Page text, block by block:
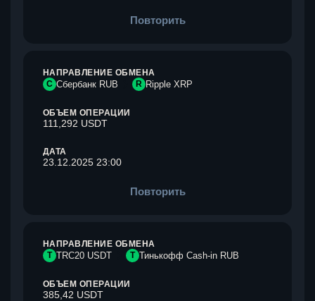
Повторить
НАПРАВЛЕНИЕ ОБМЕНА
С Сбербанк RUB R Ripple XRP
ОБЪЕМ ОПЕРАЦИИ
111,292 USDT
ДАТА
23.12.2025 23:00
Повторить
НАПРАВЛЕНИЕ ОБМЕНА
T TRC20 USDT Т Тинькофф Cash-in RUB
ОБЪЕМ ОПЕРАЦИИ
385,42 USDT